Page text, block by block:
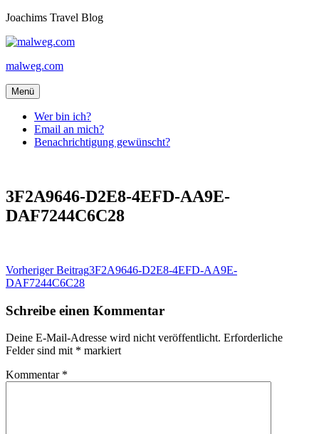
Zum
springen
Joachims Travel Blog
malweg.com
Menü
Wer bin ich?
Email an mich?
Benachrichtigung gewünscht?
3F2A9646-D2E8-4EFD-AA9E-
DAF7244C6C28
Beitragsnavigation
Vorheriger Beitrag3F2A9646-D2E8-4EFD-AA9E-
DAF7244C6C28
Schreibe einen Kommentar
Deine E-Mail-Adresse wird nicht veröffentlicht. Erforderliche
Felder sind mit * markiert
Kommentar *